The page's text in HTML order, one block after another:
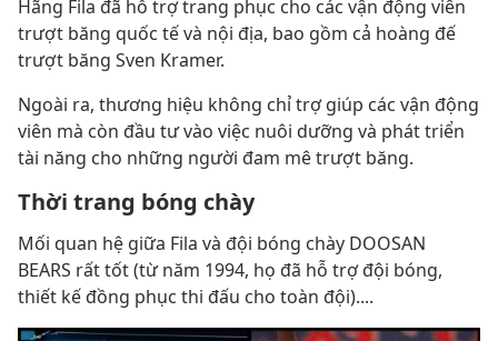
Hãng Fila đã hỗ trợ trang phục cho các vận động viên
trượt băng quốc tế và nội địa, bao gồm cả hoàng đế
trượt băng Sven Kramer.
Ngoài ra, thương hiệu không chỉ trợ giúp các vận động
viên mà còn đầu tư vào việc nuôi dưỡng và phát triển
tài năng cho những người đam mê trượt băng.
Thời trang bóng chày
Mối quan hệ giữa Fila và đội bóng chày DOOSAN
BEARS rất tốt (từ năm 1994, họ đã hỗ trợ đội bóng,
thiết kế đồng phục thi đấu cho toàn đội)....